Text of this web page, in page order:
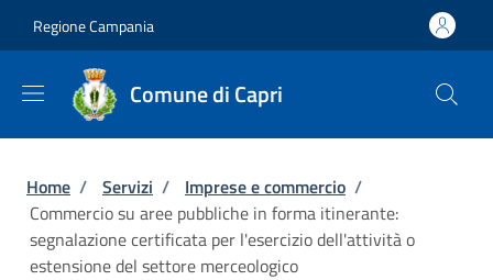
Regione Campania
Comune di Capri
Briciole di pane
Home / Servizi / Imprese e commercio /
Commercio su aree pubbliche in forma itinerante:
segnalazione certificata per l'esercizio dell'attività o
estensione del settore merceologico